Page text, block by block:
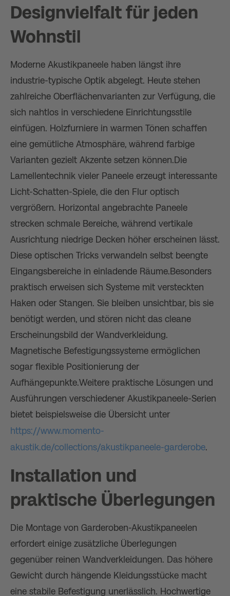
Designvielfalt für jeden
Wohnstil
Moderne Akustikpaneele haben längst ihre
industrie-typische Optik abgelegt. Heute stehen
zahlreiche Oberflächenvarianten zur Verfügung, die
sich nahtlos in verschiedene Einrichtungsstile
einfügen. Holzfurniere in warmen Tönen schaffen
eine gemütliche Atmosphäre, während farbige
Varianten gezielt Akzente setzen können.Die
Lamellentechnik vieler Paneele erzeugt interessante
Licht-Schatten-Spiele, die den Flur optisch
vergrößern. Horizontal angebrachte Paneele
strecken schmale Bereiche, während vertikale
Ausrichtung niedrige Decken höher erscheinen lässt.
Diese optischen Tricks verwandeln selbst beengte
Eingangsbereiche in einladende Räume.Besonders
praktisch erweisen sich Systeme mit versteckten
Haken oder Stangen. Sie bleiben unsichtbar, bis sie
benötigt werden, und stören nicht das cleane
Erscheinungsbild der Wandverkleidung.
Magnetische Befestigungssysteme ermöglichen
sogar flexible Positionierung der
Aufhängepunkte.Weitere praktische Lösungen und
Ausführungen verschiedener Akustikpaneele-Serien
bietet beispielsweise die Übersicht unter
https://www.momento-
akustik.de/collections/akustikpaneele-garderobe.
Installation und
praktische Überlegungen
Die Montage von Garderoben-Akustikpaneelen
erfordert einige zusätzliche Überlegungen
gegenüber reinen Wandverkleidungen. Das höhere
Gewicht durch hängende Kleidungsstücke macht
eine stabile Befestigung unerlässlich. Hochwertige